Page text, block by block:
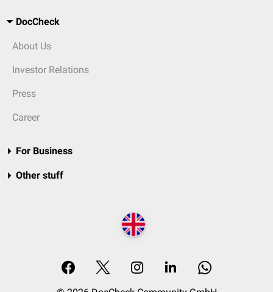
DocCheck
About Us
Investor Relations
Press
Career
For Business
Other stuff